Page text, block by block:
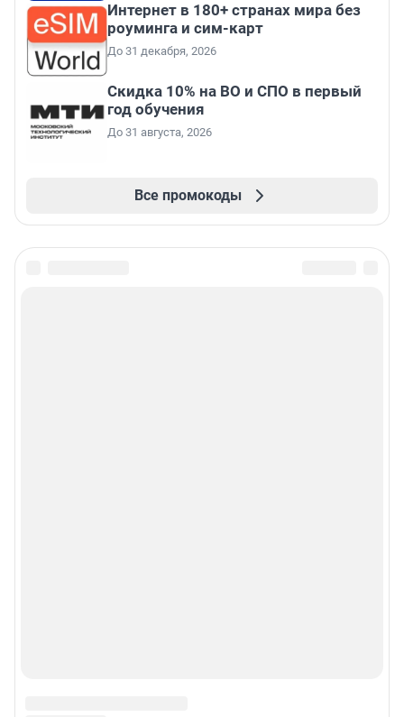
Интернет в 180+ странах мира без
роуминга и сим-карт
До 31 декабря, 2026
Скидка 10% на ВО и СПО в первый
год обучения
До 31 августа, 2026
Все промокоды